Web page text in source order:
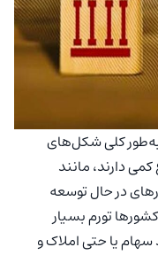
بیش از ۱۰٪ است. به‌طور کلی شکل‌های
دارند، مانند
در حال توسعه
تورم بسیار
یا حتی املاک و